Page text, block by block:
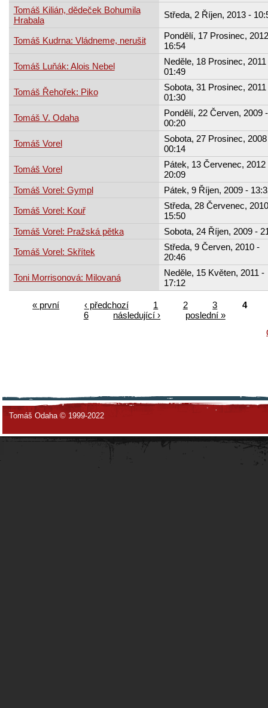
Tomáš Kilián, dědeček Bohumila
Hrabala
Středa, 2 Říjen, 2013 -
Tomáš Kudrna: Vládneme, nerušit
Pondělí, 17 Prosinec,
16:54
Tomáš Luňák: Alois Nebel
Neděle, 18 Prosinec, 2011
01:49
Tomáš Řehořek: Piko
Sobota, 31 Prosinec, 2011
01:30
Tomáš V. Odaha
Pondělí, 22 Červen, 2009 -
00:20
Tomáš Vorel
Sobota, 27 Prosinec,
00:14
Tomáš Vorel
Pátek, 13 Červenec, 2012
20:09
Tomáš Vorel: Gympl
Pátek, 9 Říjen, 2009 -
Tomáš Vorel: Kouř
Středa, 28 Červenec,
15:50
Tomáš Vorel: Pražská pětka
Sobota, 24 Říjen, 2009 -
Tomáš Vorel: Skřítek
Středa, 9 Červen, 2010 -
20:46
Toni Morrisonová: Milovaná
Neděle, 15 Květen, 2011 -
17:12
« první ‹ předchozí 1 2 3
4
6
následující ›
poslední »
Tomáš Odaha © 1999-2022